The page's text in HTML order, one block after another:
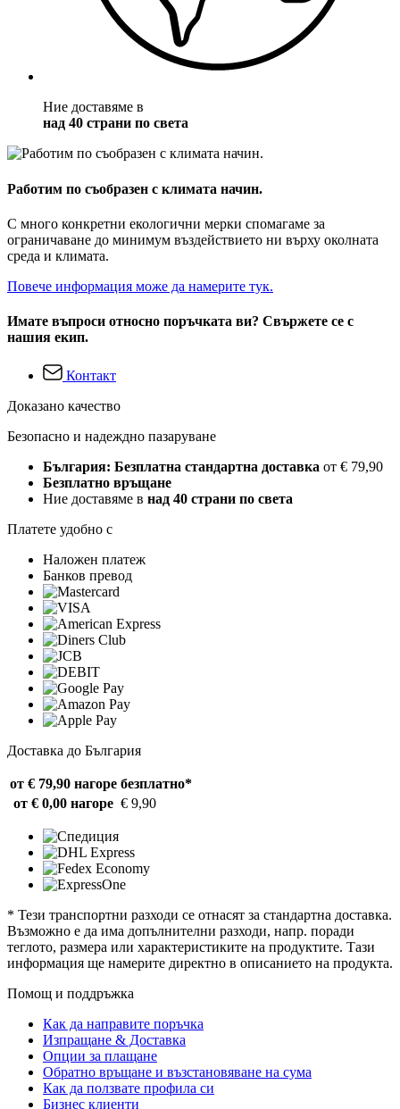
Ние доставяме в
над 40 страни по света
Работим по съобразен с климата начин.
С много конкретни екологични мерки спомагаме за
ограничаване до минимум въздействието ни върху околната
среда и климата.
Повече информация може да намерите тук.
Имате въпроси относно поръчката ви? Свържете се с
нашия екип.
Контакт
Доказано качество
Безопасно и надеждно пазаруване
България: Безплатна стандартна доставка от € 79,90
Безплатно връщане
Ние доставяме в над 40 страни по света
Платете удобно с
Наложен платеж
Банков превод
Доставка до България
от € 79,90 нагоре безплатно*
от € 0,00 нагоре € 9,90
* Тези транспортни разходи се отнасят за стандартна доставка.
Възможно е да има допълнителни разходи, напр. поради
теглото, размера или характеристиките на продуктите. Тази
информация ще намерите директно в описанието на продукта.
Помощ и поддръжка
Как да направите поръчка
Изпращане & Доставка
Опции за плащане
Обратно връщане и възстановяване на сума
Как да ползвате профила си
Бизнес клиенти